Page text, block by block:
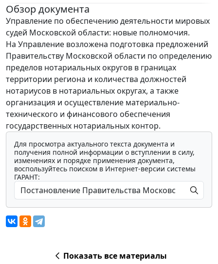
Обзор документа
Управление по обеспечению деятельности мировых
судей Московской области: новые полномочия.
На Управление возложена подготовка предложений
Правительству Московской области по определению
пределов нотариальных округов в границах
территории региона и количества должностей
нотариусов в нотариальных округах, а также
организация и осуществление материально-
технического и финансового обеспечения
государственных нотариальных контор.
Для просмотра актуального текста документа и
получения полной информации о вступлении в силу,
изменениях и порядке применения документа,
воспользуйтесь поиском в Интернет-версии системы
ГАРАНТ:
Показать все материалы